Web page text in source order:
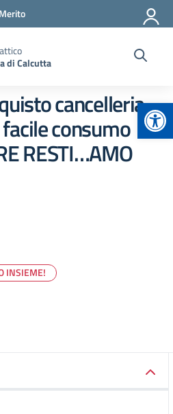
di Calcutta
cancelleria
consumo
RESTI…AMO
INSIEME!